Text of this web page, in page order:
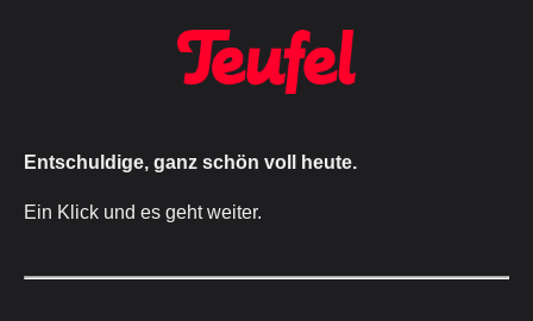
Entschuldige, ganz schön voll heute.
Ein Klick und es geht weiter.